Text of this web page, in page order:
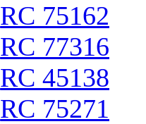
RC 75162
RC 77316
RC 45138
RC 75271